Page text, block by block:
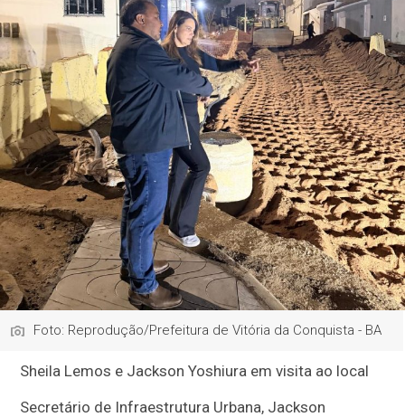
Foto: Reprodução/Prefeitura de Vitória da Conquista - BA
Sheila Lemos e Jackson Yoshiura em visita ao local
Secretário de Infraestrutura Urbana, Jackson